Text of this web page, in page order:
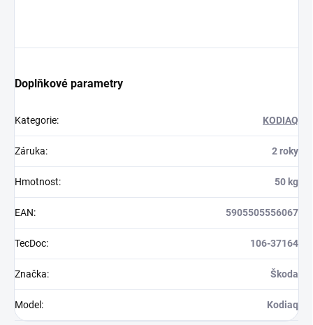
Doplňkové parametry
Kategorie: KODIAQ
Záruka: 2 roky
Hmotnost: 50 kg
EAN: 5905505556067
TecDoc: 106-37164
Značka: Škoda
Model : Kodiaq